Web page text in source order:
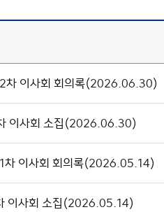
차 이사회 회의록(2026.06.30)
이사회 소집(2026.06.30)
차 이사회 회의록(2026.05.14)
이사회 소집(2026.05.14)